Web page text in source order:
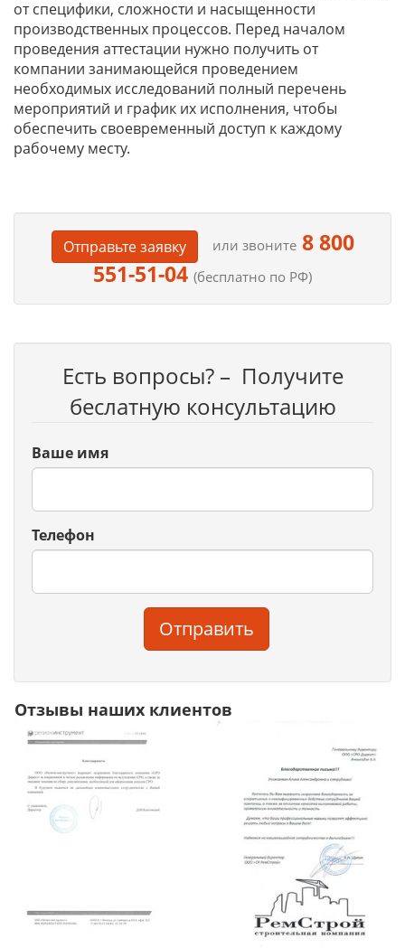
от специфики, сложности и насыщенности
производственных процессов. Перед началом
проведения аттестации нужно получить от
компании занимающейся проведением
необходимых исследований полный перечень
мероприятий и график их исполнения, чтобы
обеспечить своевременный доступ к каждому
рабочему месту.
Отправьте заявку или звоните8 800
551-51-04 (бесплатно по РФ)
Есть вопросы? – Получите
беслатную консультацию
Ваше имя
Телефон
Отправить
Отзывы наших клиентов